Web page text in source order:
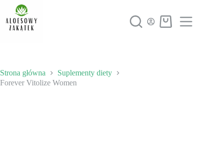
Przejdź
treści
Koszyk
Strona główna
Suplementy diety
Forever Vitolize Women